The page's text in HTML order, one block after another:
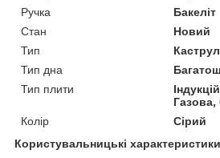
Ручка
Бакеліт
Стан
Новий
Тип
Тип дна
Тип плити
Газова,
Колір
Сірий
Користувальницькі характеристики